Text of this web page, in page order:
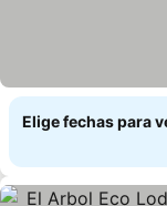
Elige fechas para